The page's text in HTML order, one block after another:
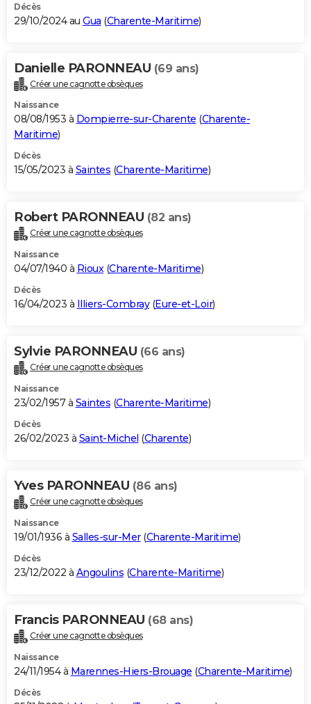
Décès
29/10/2024 au Gua (Charente-Maritime)
Danielle PARONNEAU (69 ans)
Créer une cagnotte obsèques
Naissance
08/08/1953 à Dompierre-sur-Charente (Charente-
Maritime)
Décès
15/05/2023 à Saintes (Charente-Maritime)
Robert PARONNEAU (82 ans)
Créer une cagnotte obsèques
Naissance
04/07/1940 à Rioux(Charente-Maritime)
Décès
16/04/2023 à Illiers-Combray(Eure-et-Loir)
Sylvie PARONNEAU (66 ans)
Créer une cagnotte obsèques
Naissance
23/02/1957 à Saintes (Charente-Maritime)
Décès
26/02/2023 à Saint-Michel (Charente)
Yves PARONNEAU (86 ans)
Créer une cagnotte obsèques
Naissance
19/01/1936 à Salles-sur-Mer(Charente-Maritime)
Décès
23/12/2022 à Angoulins (Charente-Maritime)
Francis PARONNEAU (68 ans)
Créer une cagnotte obsèques
Naissance
24/11/1954 à Marennes-Hiers-Brouage (Charente-Maritime)
Décès